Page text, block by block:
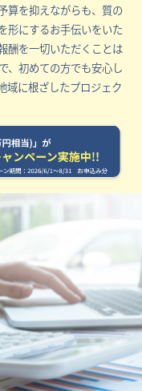
算を抑えながらも、質の
形にするお手伝いをいた
酬を一切いただくことは
、初めての方でも安心し
域に根ざしたプロジェク